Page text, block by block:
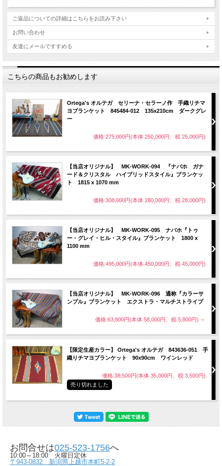
ご返品についての詳細はこちらをお読み下さい
お問い合わせ
友達にメールですすめる
こちらの商品もお勧めします
Ortega's オルテガ セリーナ・セラーノ作 手織リチマ
ヨブランケット 845484-012 135x210cm ダークグレ
ー
価格:275,000円(本体 250,000円、税 25,000円)
【当店オリジナル】 MK-WORK-094 『ナバホ ガナ
ード＆クリスタル ハイブリッドスタイル』ブランケッ
ト 1815 x 1070 mm
価格:308,000円(本体 280,000円、税 28,000円)
【当店オリジナル】 MK-WORK-095 ナバホ『トゥ
ー・グレイ・ヒル・スタイル』ブランケット 1800 x
1100 mm
価格:495,000円(本体 450,000円、税 45,000円)
【当店オリジナル】 MK-WORK-096 通称『カラーサ
ンプル』ブランケット エクストラ・マルチストライプ
価格:63,800円(本体 58,000円、税 5,800円) ～
【限定生産カラー】 Ortega's オルテガ 843636-051 手
織りチマヨブランケット 90x90cm ワインレッド
価格:38,500円(本体 35,000円、税 3,500円)
売り切れました
お問合せは025-523-1756へ
10:00～18:00 火曜日定休
〒943-0832 新潟県上越市本町5-2-2